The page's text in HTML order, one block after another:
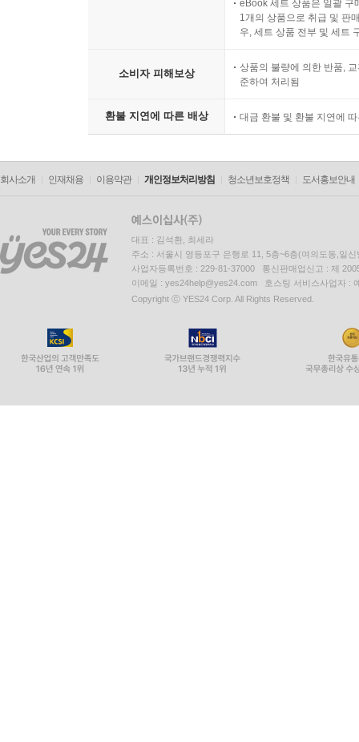
eBook 세트 상품은 일괄 구
1개의 상품으로 취급 및 판
우, 세트 상품 전부 및 세트
소비자 피해보상
상품의 불량에 의한 반품,
준하여 처리됨
환불 지연에 따른 배상 대금 환불 및 환불 지연에
회사소개 인재채용 이용약관 개인정보처리방침 청소년보호정책 도서홍보안내
대표 : 김석환, 최세라
주소 : 서울시 영등포구 은행로 11, 5층~6층(여의도동,일신
사업자등록번호 : 229-81-37000 통신판매업신고 : 제
이메일 : yes24help@yes24.com 호스팅 서비스사업자 :
Copyright ⓒ YES24 Corp. All Rights Reserved.